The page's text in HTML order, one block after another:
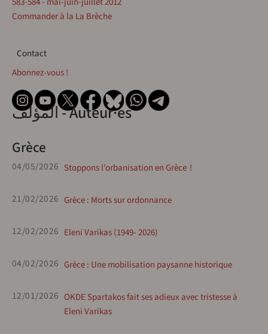
Commander à la La Brèche
Contact
Contact
Abonnez-vous !
المؤلف - Auteur·es
Grèce
04/05/2026 Stoppons l’orbanisation en Grèce !
21/02/2026 Grèce : Morts sur ordonnance
12/02/2026 Eleni Varikas (1949- 2026)
04/02/2026 Grèce : Une mobilisation paysanne historique
12/01/2026 OKDE Spartakos fait ses adieux avec tristesse à
Eleni Varikas